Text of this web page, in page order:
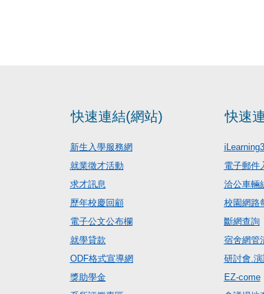
快速連結(網站)
新生入學服務網
就業徵才活動
求才訊息
歷年校慶回顧
電子公文公布欄
就學貸款
ODF格式宣導網
獎助學金
快速
電子郵件
洽公車輛
校園網路
斷網查詢
宿舍網管
研討會.演
EZ-come